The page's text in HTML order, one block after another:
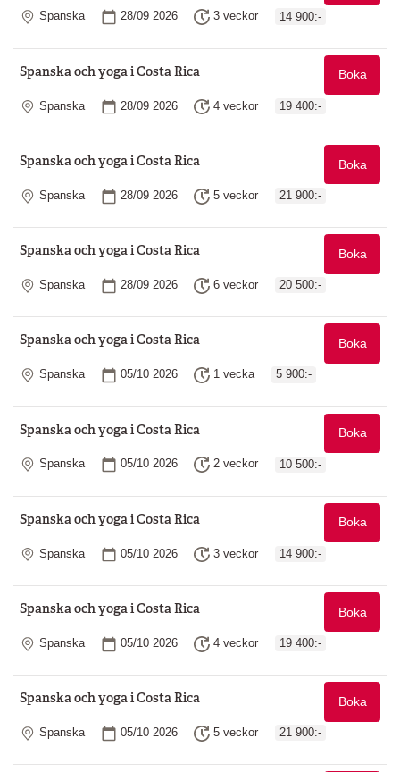
Plats
Spanska Startdatum
28/09 2026 Längd
3 veckor 14 900:-
Spanska och yoga i Costa Rica Boka
Plats
Spanska Startdatum
28/09 2026 Längd
4 veckor 19 400:-
Spanska och yoga i Costa Rica Boka
Plats
Spanska Startdatum
28/09 2026 Längd
5 veckor 21 900:-
Spanska och yoga i Costa Rica Boka
Plats
Spanska Startdatum
28/09 2026 Längd
6 veckor 20 500:-
Spanska och yoga i Costa Rica Boka
Plats
Spanska Startdatum
05/10 2026 Längd
1 vecka 5 900:-
Spanska och yoga i Costa Rica Boka
Plats
Spanska Startdatum
05/10 2026 Längd
2 veckor 10 500:-
Spanska och yoga i Costa Rica Boka
Plats
Spanska Startdatum
05/10 2026 Längd
3 veckor 14 900:-
Spanska och yoga i Costa Rica Boka
Plats
Spanska Startdatum
05/10 2026 Längd
4 veckor 19 400:-
Spanska och yoga i Costa Rica Boka
Plats
Spanska Startdatum
05/10 2026 Längd
5 veckor 21 900:-